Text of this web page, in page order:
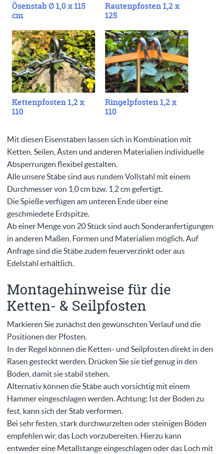
Ösenstab Ø 1,0 x 115
cm
Rautenpfosten 1,2 x
125
Kettenpfosten 1,2 x
110
Ringelpfosten 1,2 x
110
Mit diesen Eisenstäben lassen sich in Kombination mit
Ketten, Seilen, Ästen und anderen Materialien individuelle
Absperrungen flexibel gestalten.
Alle unsere Stäbe sind aus rundem Vollstahl mit einem
Durchmesser von 1,0 cm bzw. 1,2 cm gefertigt.
Die Spieße verfügen am unteren Ende über eine
geschmiedete Erdspitze.
Ab einer Menge von 20 Stück sind auch Sonderanfertigungen
in anderen Maßen, Formen und Materialien möglich. Auf
Anfrage sind die Stäbe zudem feuerverzinkt oder aus
Edelstahl erhältlich.
Montagehinweise für die
Ketten- & Seilpfosten
Markieren Sie zunächst den gewünschten Verlauf und die
Positionen der Pfosten.
In der Regel können die Ketten- und Seilpfosten direkt in den
Rasen gesteckt werden. Drücken Sie sie tief genug in den
Boden, damit sie stabil stehen.
Alternativ können die Stäbe auch vorsichtig mit einem
Hammer eingeschlagen werden. Achtung: Ist der Boden zu
fest, kann sich der Stab verformen.
Bei sehr festen, stark durchwurzelten oder steinigen Böden
empfehlen wir, das Loch vorzubereiten. Hierzu kann
entweder eine Metallstange eingeschlagen oder das Loch mit